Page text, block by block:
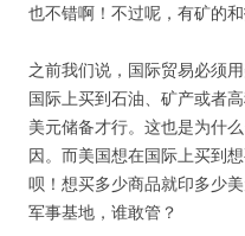
也不错啊！不过呢，有矿的
之前我们说，国际贸易必须
国际上买到石油、矿产或者
美元储备才行。这也是为什
因。而美国想在国际上买到
呗！想买多少商品就印多少
军事基地，谁敢管？